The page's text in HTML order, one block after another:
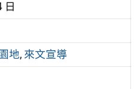
日
地, 來文宣導